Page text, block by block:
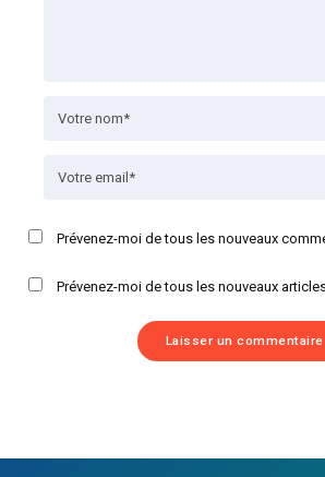
Prévenez-moi de tous les nouveaux
Prévenez-moi de tous les nouveaux